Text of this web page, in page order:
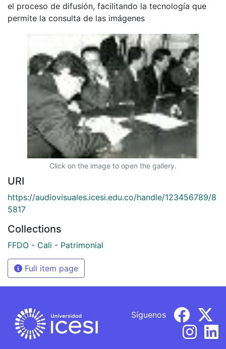
el proceso de difusión, facilitando la tecnología que
permite la consulta de las imágenes
Click on the image to open the gallery.
URI
https://audiovisuales.icesi.edu.co/handle/123456789/8
5817
Collections
FFDO - Cali - Patrimonial
Full item page
Síguenos